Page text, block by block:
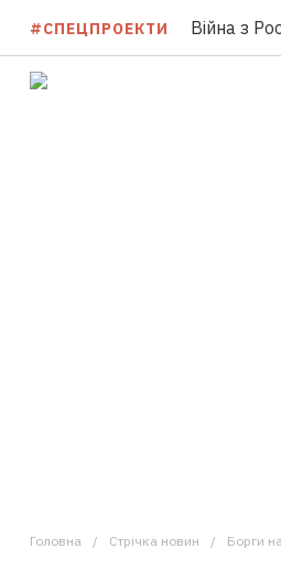
#СПЕЦПРОЕКТИ Війна з
Головна Стрічка новин Борги